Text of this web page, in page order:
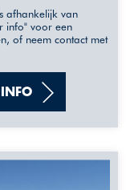
afhankelijk van
info" voor een
of neem contact met
INFO